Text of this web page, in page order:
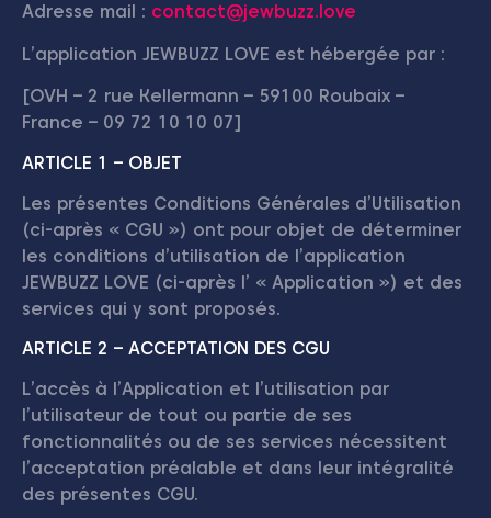
Adresse mail : contact@jewbuzz.love
L’application JEWBUZZ LOVE est hébergée par :
[OVH – 2 rue Kellermann – 59100 Roubaix –
France – 09 72 10 10 07]
ARTICLE 1 – OBJET
Les présentes Conditions Générales d’Utilisation
(ci-après « CGU ») ont pour objet de déterminer
les conditions d’utilisation de l’application
JEWBUZZ LOVE (ci-après l’ « Application ») et des
services qui y sont proposés.
ARTICLE 2 – ACCEPTATION DES CGU
L’accès à l’Application et l’utilisation par
l’utilisateur de tout ou partie de ses
fonctionnalités ou de ses services nécessitent
l’acceptation préalable et dans leur intégralité
des présentes CGU.